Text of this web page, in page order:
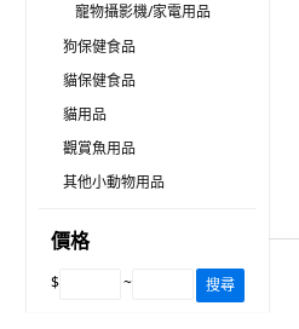
寵物攝影機/家電用品
狗保健食品
貓保健食品
貓用品
觀賞魚用品
其他小動物用品
價格
$ ~ 搜尋